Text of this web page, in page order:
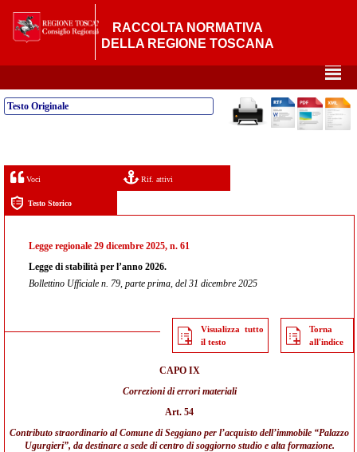
RACCOLTA NORMATIVA
DELLA REGIONE TOSCANA
²
Testo Originale
Voci Rif. attivi
Testo Storico
Legge regionale 29 dicembre 2025, n. 61
Legge di stabilità per l’anno 2026.
Bollettino Ufficiale n. 79, parte prima, del 31 dicembre 2025
Visualizza tutto
il testo
Torna
all'indice
CAPO IX
Correzioni di errori materiali
Art. 54
Contributo straordinario al Comune di Seggiano per l’acquisto dell’immobile “Palazzo
Ugurgieri”, da destinare a sede di centro di soggiorno studio e alta formazione.